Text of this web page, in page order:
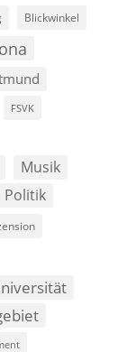
Blickwinkel
FSVK
Musik
Politik